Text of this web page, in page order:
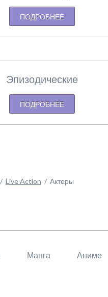
ПОДРОБНЕЕ
Эпизодические
ПОДРОБНЕЕ
Live Action Актеры
Манга Аниме